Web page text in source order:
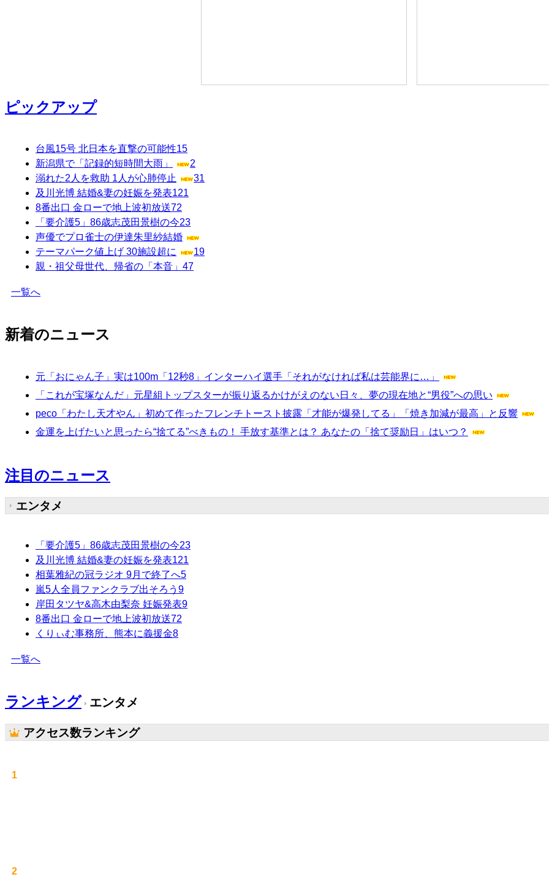
ピックアップ
台風15号 北日本を直撃の可能性15
新潟県で「記録的短時間大雨」
2
溺れた2人を救助 1人が心肺停止
31
及川光博 結婚&妻の妊娠を発表121
8番出口 金ローで地上波初放送72
「要介護5」86歳志茂田景樹の今23
声優でプロ雀士の伊達朱里紗結婚
テーマパーク値上げ 30施設超に
19
親・祖父母世代、帰省の「本音」 47
一覧へ
新着のニュース
元「おにゃん子」実は100m「12秒8」インターハイ選手「それがなければ私は芸能界に…」
「これが宝塚なんだ」元星組トップスターが振り返るかけがえのない日々、夢の現在地と“男役”への思い
peco「わたし天才やん」初めて作ったフレンチトースト披露「才能が爆発してる」「焼き加減が最高」と反響
金運を上げたいと思ったら“捨てる”べきもの！ 手放す基準とは？ あなたの「捨て奨励日」はいつ？
注目のニュース
エンタメ
「要介護5」86歳志茂田景樹の今23
及川光博 結婚&妻の妊娠を発表121
相葉雅紀の冠ラジオ 9月で終了へ5
嵐5人全員ファンクラブ出そろう 9
岸田タツヤ&高木由梨奈 妊娠発表9
8番出口 金ローで地上波初放送72
くりぃむ事務所、熊本に義援金8
一覧へ
ランキング エンタメ
アクセス数ランキング
1
2